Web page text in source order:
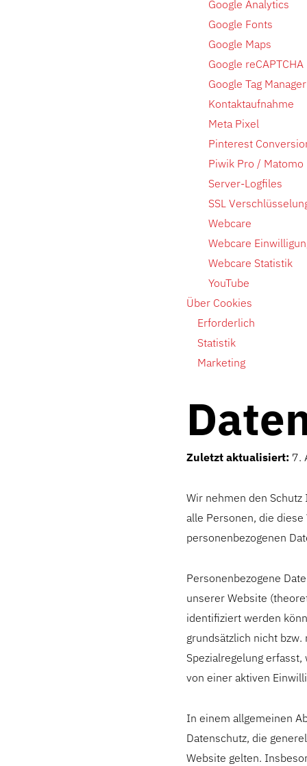
Google Analytics
Google Fonts
Google Maps
Google reCAPTCHA
Google Tag Manager
Kontaktaufnahme
Meta Pixel
Pinterest
Piwik Pro / Matomo
Server-Logfiles
SSL
Webcare
Webcare
Webcare Statistik
YouTube
Über Cookies
Erforderlich
Statistik
Marketing
Zuletzt aktualisiert: 7.
Wir nehmen den
alle Personen, die
personenbezogenen
Personenbezogene
unserer Website
identifiziert werden
grundsätzlich nicht
Spezialregelung
von einer aktiven
In einem allgemeinen
Datenschutz, die
Website gelten.